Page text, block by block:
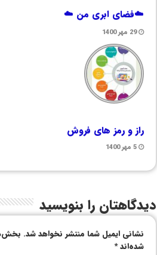
☁️فضای ابری من ☁️
29 مهر 1400
راز و رمز های فروش
5 مهر 1400
دیدگاهتان را بنویسید
نشانی ایمیل شما منتشر نخواهد شد.
شده‌اند*